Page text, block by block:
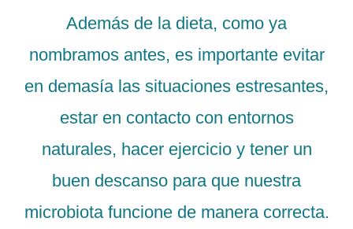
Además de la dieta, como ya
nombramos antes, es importante evitar
en demasía las situaciones estresantes,
estar en contacto con entornos
naturales, hacer ejercicio y tener un
buen descanso para que nuestra
microbiota funcione de manera correcta.